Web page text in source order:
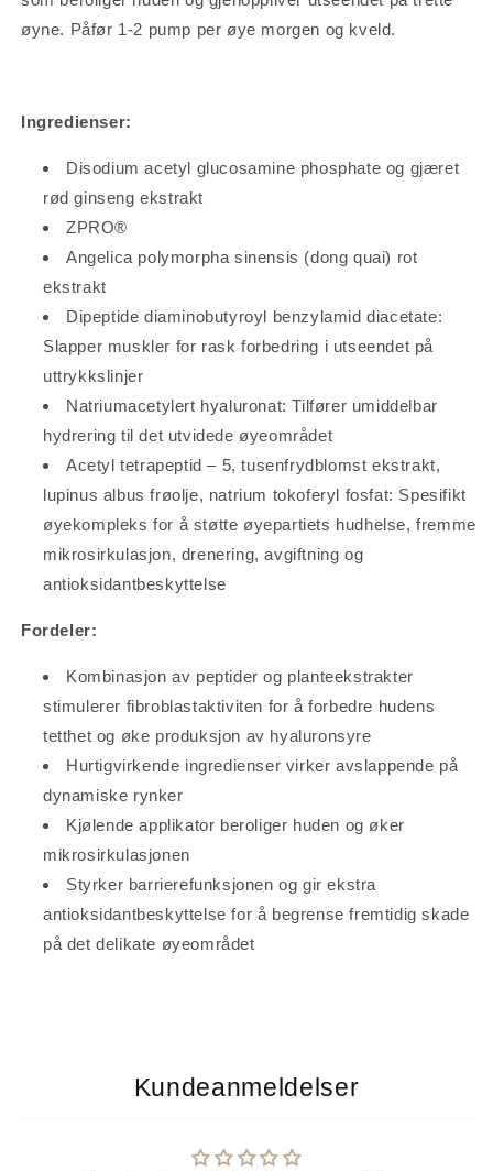
øyne. Påfør 1-2 pump per øye morgen og kveld.
Ingredienser:
Disodium acetyl glucosamine phosphate og gjæret
rød ginseng ekstrakt
ZPRO®
Angelica polymorpha sinensis (dong quai) rot
ekstrakt
Dipeptide diaminobutyroyl benzylamid diacetate:
Slapper muskler for rask forbedring i utseendet på
uttrykkslinjer
Natriumacetylert hyaluronat: Tilfører umiddelbar
hydrering til det utvidede øyeområdet
Acetyl tetrapeptid – 5, tusenfrydblomst ekstrakt,
lupinus albus frøolje, natrium tokoferyl fosfat: Spesifikt
øyekompleks for å støtte øyepartiets hudhelse, fremme
mikrosirkulasjon, drenering, avgiftning og
antioksidantbeskyttelse
Fordeler:
Kombinasjon av peptider og planteekstrakter
stimulerer fibroblastaktiviten for å forbedre hudens
tetthet og øke produksjon av hyaluronsyre
Hurtigvirkende ingredienser virker avslappende på
dynamiske rynker
Kjølende applikator beroliger huden og øker
mikrosirkulasjonen
Styrker barrierefunksjonen og gir ekstra
antioksidantbeskyttelse for å begrense fremtidig skade
på det delikate øyeområdet
Kundeanmeldelser